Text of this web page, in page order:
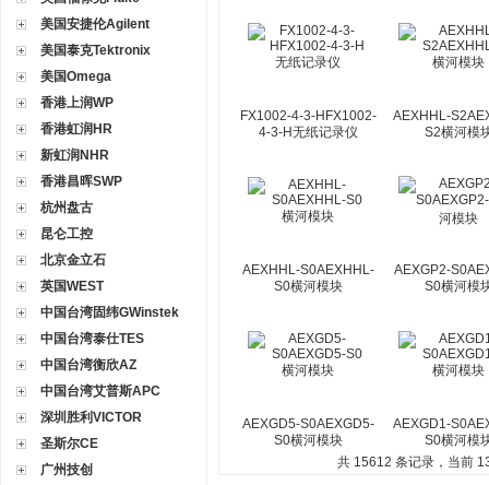
美国安捷伦Agilent
美国泰克Tektronix
美国Omega
香港上润WP
香港虹润HR
新虹润NHR
香港昌晖SWP
杭州盘古
昆仑工控
北京金立石
英国WEST
中国台湾固纬GWinstek
中国台湾泰仕TES
中国台湾衡欣AZ
中国台湾艾普斯APC
深圳胜利VICTOR
圣斯尔CE
广州技创
FX1002-4-3-HFX1002-
4-3-H无纸记录仪
AEXHHL-
S2横河模
AEXHHL-S0AEXHHL-
S0横河模块
AEXGP2-
S0横河模
AEXGD5-S0AEXGD5-
S0横河模块
AEXGD1-
S0横河模
共 15612 条记录，当前